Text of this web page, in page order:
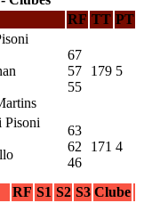
RF TT PT
67
57
55
179 5
Pisoni
63
62
46
171 4
RF S1 S2 S3 Clube